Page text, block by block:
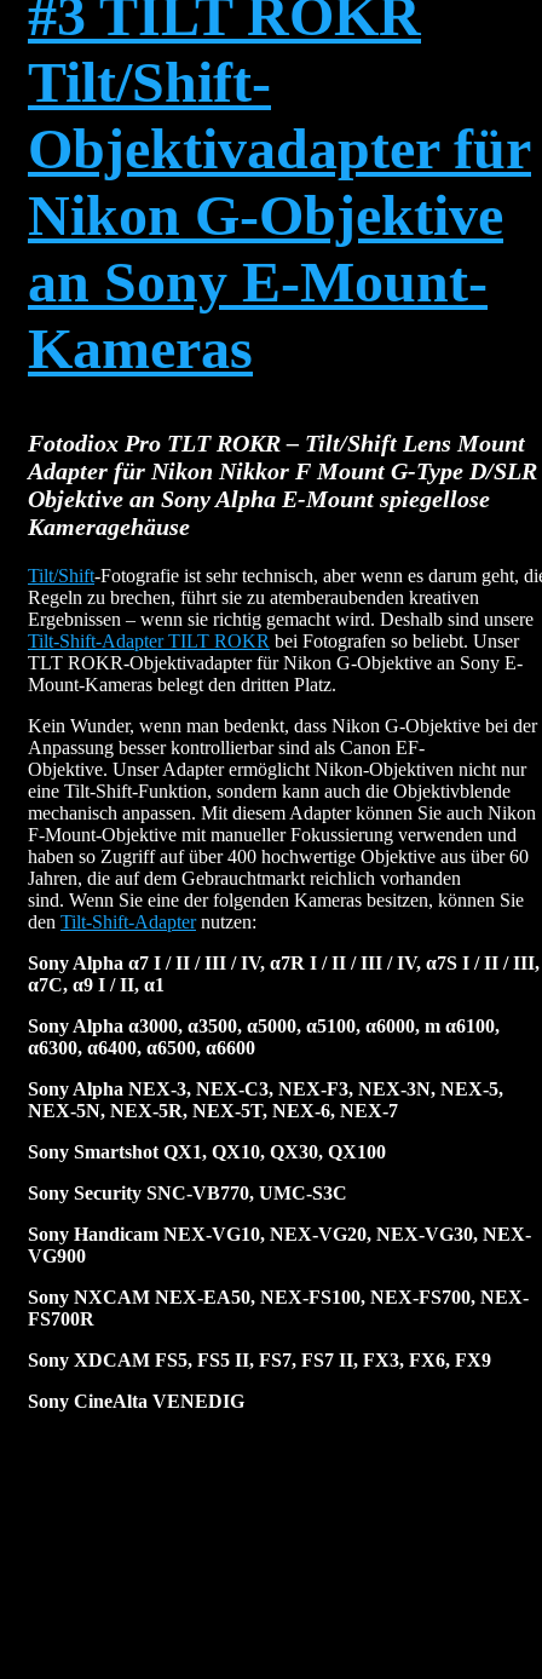
#3 TILT ROKR
Tilt/Shift-
Objektivadapter für
Nikon G-Objektive
an Sony E-Mount-
Kameras
Fotodiox Pro TLT ROKR – Tilt/Shift Lens Mount
Adapter für Nikon Nikkor F Mount G-Type D/SLR
Objektive an Sony Alpha E-Mount spiegellose
Kameragehäuse
Tilt/Shift-Fotografie ist sehr technisch, aber wenn es darum geht,
Regeln zu brechen, führt sie zu atemberaubenden kreativen
Ergebnissen – wenn sie richtig gemacht wird. Deshalb sind unsere
Tilt-Shift-Adapter TILT ROKR bei Fotografen so beliebt. Unser
TLT ROKR-Objektivadapter für Nikon G-Objektive an Sony E-
Mount-Kameras belegt den dritten Platz.
Kein Wunder, wenn man bedenkt, dass Nikon G-Objektive bei der
Anpassung besser kontrollierbar sind als Canon EF-
Objektive. Unser Adapter ermöglicht Nikon-Objektiven nicht nur
eine Tilt-Shift-Funktion, sondern kann auch die Objektivblende
mechanisch anpassen. Mit diesem Adapter können Sie auch Nikon
F-Mount-Objektive mit manueller Fokussierung verwenden und
haben so Zugriff auf über 400 hochwertige Objektive aus über 60
Jahren, die auf dem Gebrauchtmarkt reichlich vorhanden
sind. Wenn Sie eine der folgenden Kameras besitzen, können Sie
den Tilt-Shift-Adapternutzen:
Sony Alpha α7 I / II / III / IV, α7R I / II / III / IV, α7S I / II / III,
α7C, α9 I / II, α1
Sony Alpha α3000, α3500, α5000, α5100, α6000, m α6100,
α6300, α6400, α6500, α6600
Sony Alpha NEX-3, NEX-C3, NEX-F3, NEX-3N, NEX-5,
NEX-5N, NEX-5R, NEX-5T, NEX-6, NEX-7
Sony Smartshot QX1, QX10, QX30, QX100
Sony Security SNC-VB770, UMC-S3C
Sony Handicam NEX-VG10, NEX-VG20, NEX-VG30, NEX-
VG900
Sony NXCAM NEX-EA50, NEX-FS100, NEX-FS700, NEX-
FS700R
Sony XDCAM FS5, FS5 II, FS7, FS7 II, FX3, FX6, FX9
Sony CineAlta VENEDIG